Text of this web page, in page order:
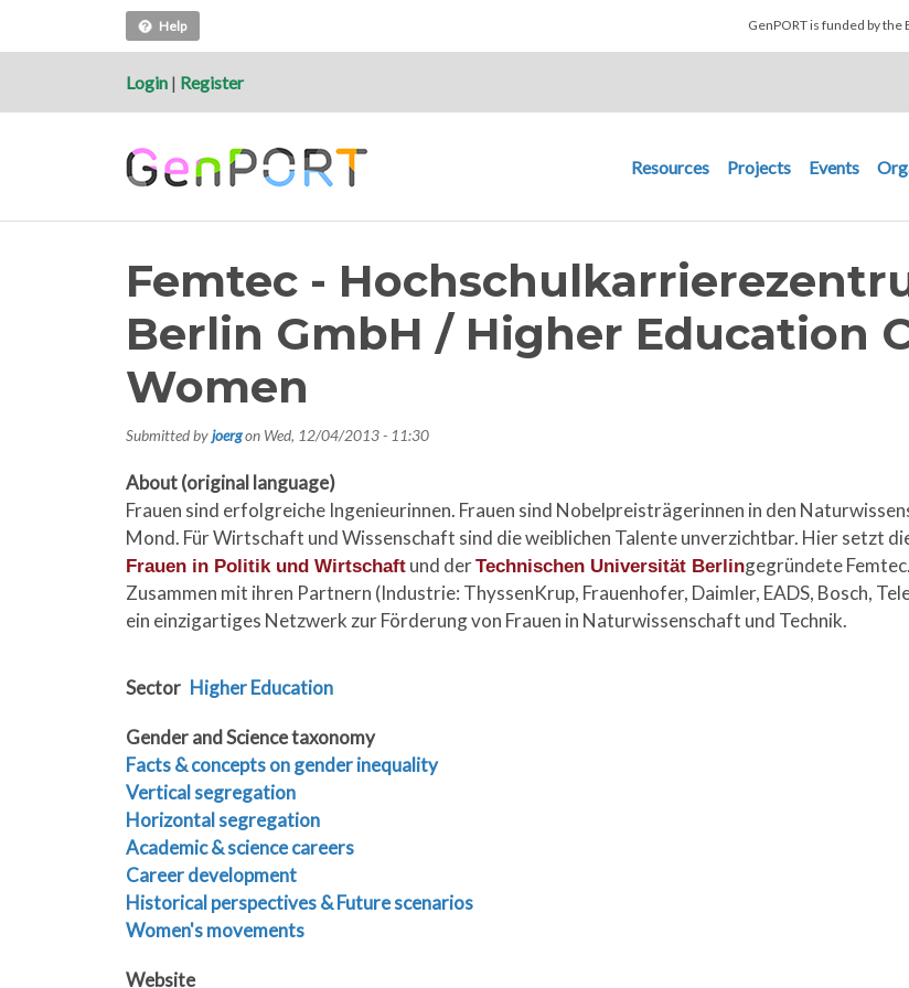
Help GenPORT is funded by the
Login | Register
Main
Resources Projects Events
Femtec -
Berlin GmbH / Higher Education
Women
Submitted byjoergon Wed, 12/04/2013 - 11:30
About (original language)
Frauen sind erfolgreiche Ingenieurinnen. Frauen sind Nobelpreisträgerinnen in den
Mond. Für Wirtschaft und Wissenschaft sind die weiblichen Talente unverzichtbar. Hier setzt
Frauen in Politik und Wirtschaft und derTechnischen Universität Berlingegründete
Zusammen mit ihren Partnern (Industrie: ThyssenKrup, Frauenhofer, Daimler, EADS, Bosch,
ein einzigartiges Netzwerk zur Förderung von Frauen in Naturwissenschaft und Technik.
Sector Higher Education
Gender and Science taxonomy
Facts & concepts on gender inequality
Vertical segregation
Horizontal segregation
Academic & science careers
Career development
Historical perspectives & Future scenarios
Women's movements
Website